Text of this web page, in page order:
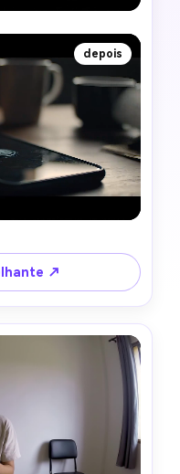
depois
↗